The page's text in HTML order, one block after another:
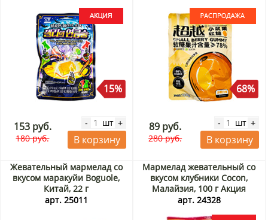
15%
153 руб.
180 руб.
- шт +
В корзину
68%
89 руб.
280 руб.
- шт +
В корзину
Жевательный мармелад со
вкусом маракуйи Boguole,
Китай, 22 г
арт. 25011
Мармелад жевательный со
вкусом клубники Cocon,
Малайзия, 100 г Акция
арт. 24328